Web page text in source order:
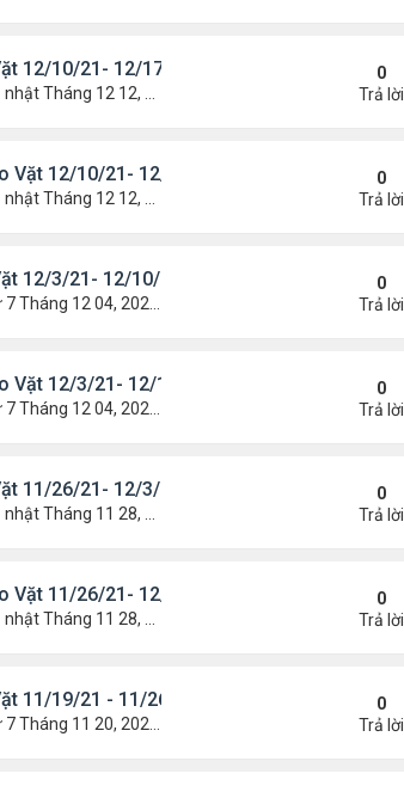
12/10/21- 12/17/21
Tháng 12 12, 2021 12:58 pm
0
Trả lời
Vặt 12/10/21- 12/17/21
Tháng 12 12, 2021 12:54 pm
0
Trả lời
12/3/21- 12/10/21
Tháng 12 04, 2021 7:42 pm
0
Trả lời
Vặt 12/3/21- 12/10/21
Tháng 12 04, 2021 7:38 pm
0
Trả lời
11/26/21- 12/3/21
Tháng 11 28, 2021 8:26 pm
0
Trả lời
Vặt 11/26/21- 12/3/21
Tháng 11 28, 2021 8:22 pm
0
Trả lời
11/19/21 - 11/26/21
11 20, 2021 10:30 am
0
Trả lời